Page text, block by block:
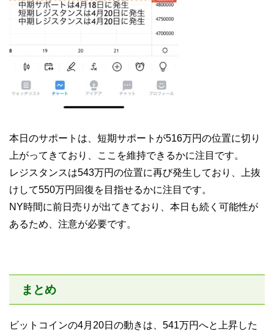
本日のサポートは、短期サポートが516万円の位置に切り
上がってきており、ここを維持できるかに注目です。
レジスタンスは543万円の位置に再び発生しており、上抜
けして550万円回復を目指せるかに注目です。
NY時間に前日売りが出てきており、本日も続く可能性が
あるため、注意が必要です。
まとめ
ビットコインの4月20日の動きは、541万円へと上昇した